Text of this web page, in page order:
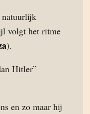
natuurlijk
volgt het ritme
).
Hitler”
en zo maar hij